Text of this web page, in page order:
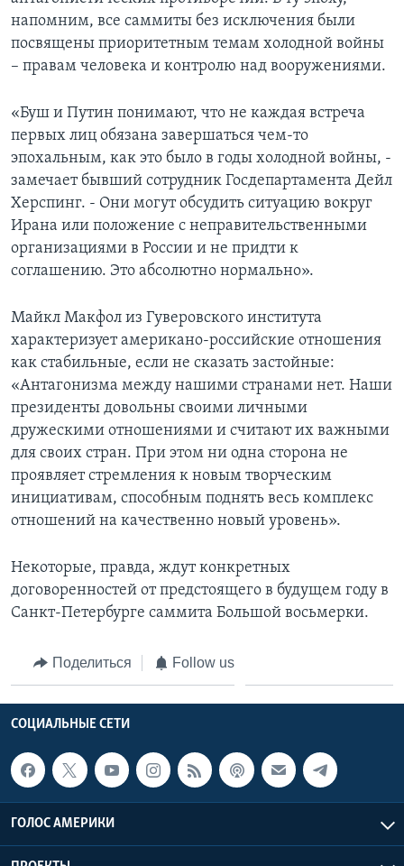
напомним, все саммиты без исключения были
посвящены приоритетным темам холодной войны
– правам человека и контролю над вооружениями.
«Буш и Путин понимают, что не каждая встреча
первых лиц обязана завершаться чем-то
эпохальным, как это было в годы холодной войны, -
замечает бывший сотрудник Госдепартамента Дейл
Херспинг. - Они могут обсудить ситуацию вокруг
Ирана или положение с неправительственными
организациями в России и не придти к
соглашению. Это абсолютно нормально».
Майкл Макфол из Гуверовского института
характеризует американо-российские отношения
как стабильные, если не сказать застойные:
«Антагонизма между нашими странами нет. Наши
президенты довольны своими личными
дружескими отношениями и считают их важными
для своих стран. При этом ни одна сторона не
проявляет стремления к новым творческим
инициативам, способным поднять весь комплекс
отношений на качественно новый уровень».
Некоторые, правда, ждут конкретных
договоренностей от предстоящего в будущем году в
Санкт-Петербурге саммита Большой восьмерки.
Поделиться Follow us
СОЦИАЛЬНЫЕ СЕТИ
ГОЛОС АМЕРИКИ